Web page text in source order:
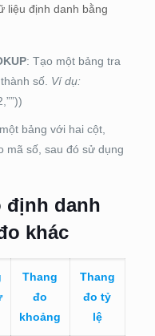
liệu định danh bằng
: Tạo một bảng tra
số. Ví dụ:
bảng với hai cột,
mã số, sau đó sử dụng
định danh
khác
Thang
đo
khoảng
Thang
đo tỷ
lệ